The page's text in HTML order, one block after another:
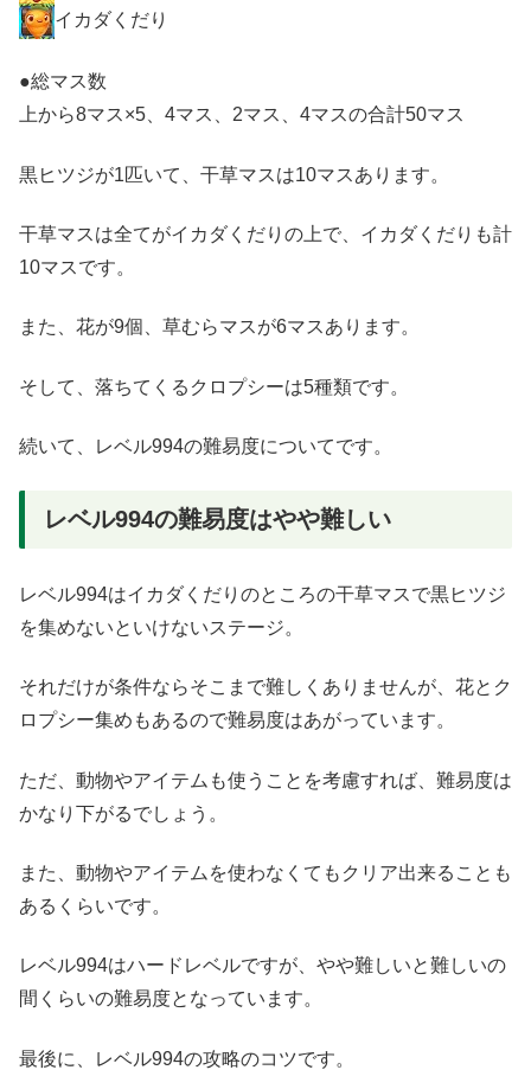
イカダくだり
●総マス数
上から8マス×5、4マス、2マス、4マスの合計50マス
黒ヒツジが1匹いて、干草マスは10マスあります。
干草マスは全てがイカダくだりの上で、イカダくだりも計
10マスです。
また、花が9個、草むらマスが6マスあります。
そして、落ちてくるクロプシーは5種類です。
続いて、レベル994の難易度についてです。
レベル994の難易度はやや難しい
レベル994はイカダくだりのところの干草マスで黒ヒツジ
を集めないといけないステージ。
それだけが条件ならそこまで難しくありませんが、花とク
ロプシー集めもあるので難易度はあがっています。
ただ、動物やアイテムも使うことを考慮すれば、難易度は
かなり下がるでしょう。
また、動物やアイテムを使わなくてもクリア出来ることも
あるくらいです。
レベル994はハードレベルですが、やや難しいと難しいの
間くらいの難易度となっています。
最後に、レベル994の攻略のコツです。